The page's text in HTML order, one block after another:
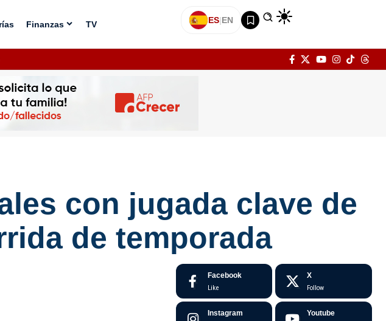
Finanzas TV ES|EN
con jugada clave de
de temporada
Facebook
Like
X
Follow
Instagram Youtube